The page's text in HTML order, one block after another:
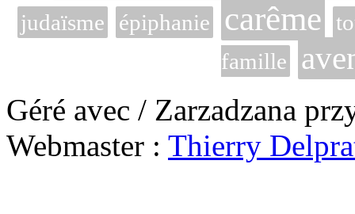
judaïsme
épiphanie carême
famille
Géré avec / Zarzadzana
Webmaster : Thierry